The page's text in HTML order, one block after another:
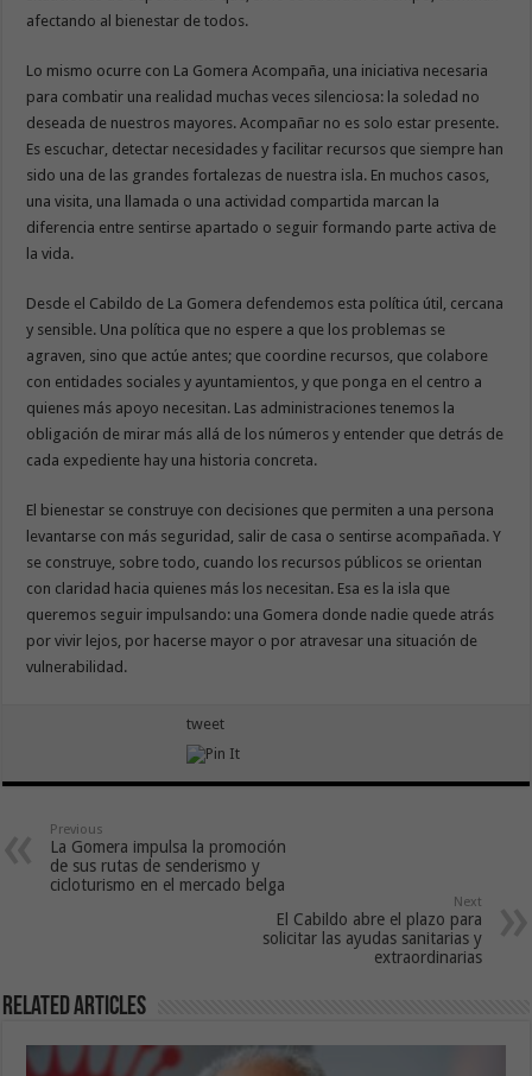
afectando al bienestar de todos.
Lo mismo ocurre con La Gomera Acompaña, una iniciativa necesaria
para combatir una realidad muchas veces silenciosa: la soledad no
deseada de nuestros mayores. Acompañar no es solo estar presente.
Es escuchar, detectar necesidades y facilitar recursos que siempre han
sido una de las grandes fortalezas de nuestra isla. En muchos casos,
una visita, una llamada o una actividad compartida marcan la
diferencia entre sentirse apartado o seguir formando parte activa de
la vida.
Desde el Cabildo de La Gomera defendemos esta política útil, cercana
y sensible. Una política que no espere a que los problemas se
agraven, sino que actúe antes; que coordine recursos, que colabore
con entidades sociales y ayuntamientos, y que ponga en el centro a
quienes más apoyo necesitan. Las administraciones tenemos la
obligación de mirar más allá de los números y entender que detrás de
cada expediente hay una historia concreta.
El bienestar se construye con decisiones que permiten a una persona
levantarse con más seguridad, salir de casa o sentirse acompañada. Y
se construye, sobre todo, cuando los recursos públicos se orientan
con claridad hacia quienes más los necesitan. Esa es la isla que
queremos seguir impulsando: una Gomera donde nadie quede atrás
por vivir lejos, por hacerse mayor o por atravesar una situación de
vulnerabilidad.
tweet
Previous
La Gomera impulsa la promoción
de sus rutas de senderismo y
cicloturismo en el mercado belga
Next
El Cabildo abre el plazo para
solicitar las ayudas sanitarias y
extraordinarias
Related Articles